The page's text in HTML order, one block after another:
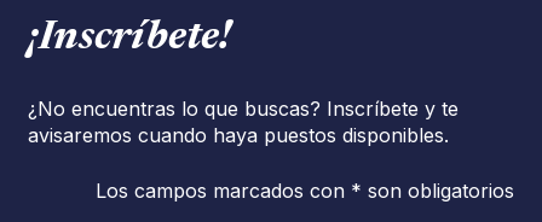
¡Inscríbete!
¿No encuentras lo que buscas? Inscríbete y te
avisaremos cuando haya puestos disponibles.
Los campos marcados con * son obligatorios